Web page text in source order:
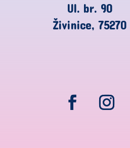
Ul. br. 90
Živinice, 75270